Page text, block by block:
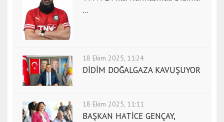
...
18 Ekim 2025, 11:24
DİDİM DOĞALGAZA KAVUŞUYOR
18 Ekim 2025, 11:11
BAŞKAN HATİCE GENÇAY,